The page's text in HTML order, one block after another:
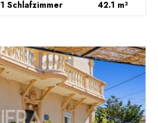
1 Schlafzimmer 42.1 m²